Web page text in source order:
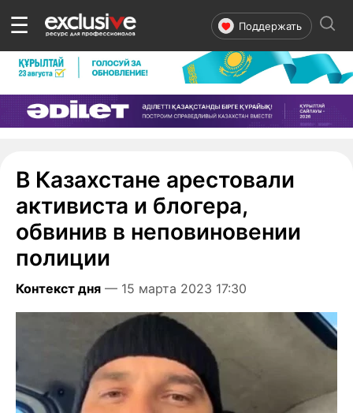
☰ Поддержать
В Казахстане арестовали
активиста и блогера,
обвинив в неповиновении
полиции
Контекст дня — 15 марта 2023 17:30